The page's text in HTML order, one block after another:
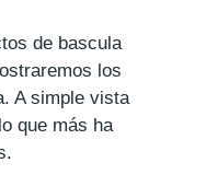
de bascula
los
A simple vista
que más ha